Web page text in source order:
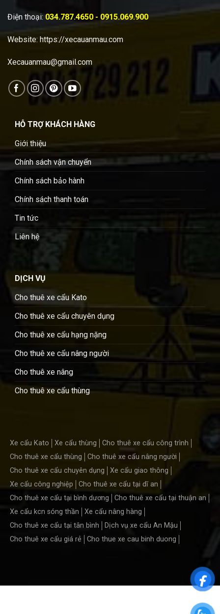
Điện thoại: 034.787.4650 - 0915.069.900
Website: https://xecauanmau.com
Xecauanmau@gmail.com
HỖ TRỢ KHÁCH HÀNG
Giới thiệu
Chính sách vận chuyển
Chính sách bảo hành
Chính sách thanh toán
Tin tức
Liên hệ
DỊCH VỤ
Cho thuê xe cẩu Kato
Cho thuê xe cẩu chuyên dụng
Cho thuê xe cẩu hạng nặng
Cho thuê xe cẩu nâng người
Cho thuê xe nâng
Cho thuê xe cẩu thùng
Xe cẩu Kato Xe cẩu thùng
Cho thuê xe cẩu công trình
Cho thuê xe cẩu thùng
Cho thuê xe cẩu nâng người
Cho thuê xe cẩu chuyên dụng
Xe cẩu giao thông
Xe cẩu công nghiệp
Cho thuê xe cẩu tại dĩ an
Cho thuê xe cẩu tại bình dương
Cho thuê xe cẩu tại thuận an
Xe cẩu kcn sóng thần
Xe cẩu nâng hàng
Cho thuê xe cẩu tại tân bình
Dịch vụ xe cẩu An Mậu
Cho thuê xe cẩu giá rẻ
Cho thue xe cau binh duong